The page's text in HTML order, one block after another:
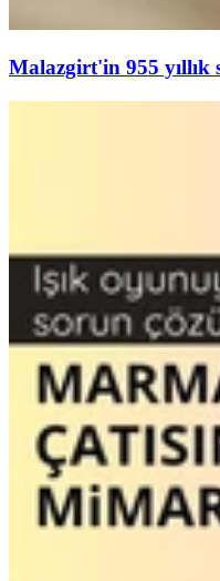
Malazgirt'in 955 yıllık